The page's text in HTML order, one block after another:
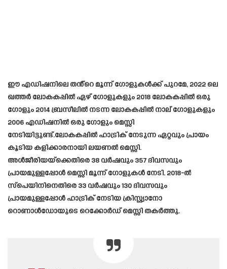
ഈ എഡിഷനിലെ തൻ്റെ മൂന്ന് ഗോളുകൾക്ക് പുറമേ, 2022 ലെ
ഖത്തർ ലോകകപ്പിൽ ഏഴ് ഗോളുകളും 2018 ലോകകപ്പിൽ ഒരു
ഗോളും 2014 ബ്രസീലിൽ നടന്ന ലോകകപ്പിൽ നാല് ഗോളുകളും
2006 എഡിഷനിൽ ഒരു ഗോളും മെസ്സി
നേടിയിട്ടുണ്ട്.ലോകകപ്പിൽ ഹാട്രിക് നേടുന്ന ഏറ്റവും പ്രായം
കൂടിയ കളിക്കാരനായി ലയണൽ മെസ്സി.
അൾജീരിയയ്‌ക്കെതിരെ 38 വർഷവും 357 ദിവസവും
പ്രായമുള്ളപ്പോൾ മെസ്സി മൂന്ന് ഗോളുകൾ നേടി. 2018-ൽ
സ്പെയിനിനെതിരെ 33 വർഷവും 130 ദിവസവും
പ്രായമുള്ളപ്പോൾ ഹാട്രിക് നേടിയ ക്രിസ്റ്റ്യാനോ
റൊണാൾഡോയുടെ റെക്കോർഡ് മെസ്സി തകർത്തു.